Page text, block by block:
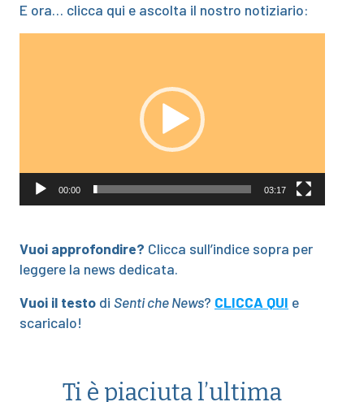
E ora… clicca qui e ascolta il nostro notiziario:
00:00 03:17
Vuoi approfondire? Clicca sull’indice sopra per
leggere la news dedicata.
Vuoi il testo di Senti che News? CLICCA QUI e
scaricalo!
Ti è piaciuta l’ultima